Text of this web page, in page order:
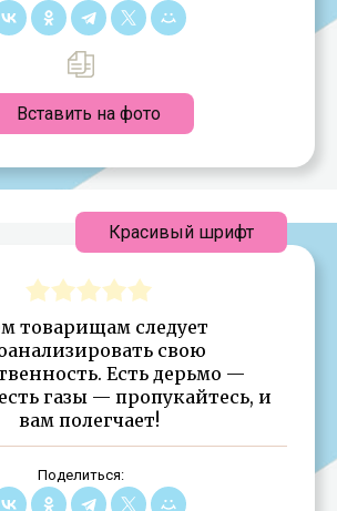
Вставить на фото
товарищам следует
свою
Есть дерьмо —
газы — пропукайтесь, и
вам полегчает!
Поделиться:
Красивый шрифт